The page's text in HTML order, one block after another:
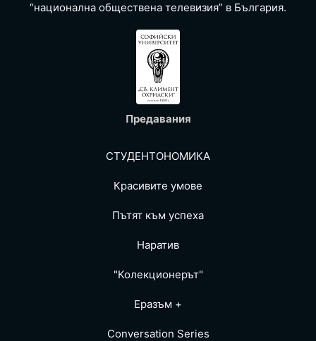
“национална обществена телевизия” в България.
Предавания
СТУДЕНТОНОМИКА
Красивите умове
Пътят към успеха
Наратив
"Колекционерът"
Еразъм +
Conversation Series